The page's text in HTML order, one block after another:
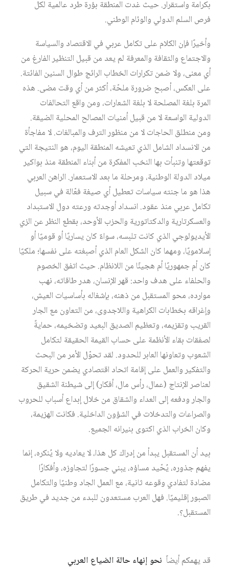
بكرامة واستقرار. حيث غدت المنطقة بؤرة طرد عالمية لكل
فرص السلم الدولي والوئام الوطني.
وأخيرًا فإن الكلام على تكامل عربي في الاقتصاد والسياسة
والاجتماع والثقافة والمعرفة لم يعد من قبيل التنظير الفارغ من
أي معنى، ولا ضمن تكرارات الخطاب الرائج طوال السنين الفائتة.
على العكس، أصبح ضرورة ملحّة، أكثر من أي وقت مضى. هذه
المرة بلغة المصلحة لا بلغة الشعارات، ومن واقع التحالفات
الدولية الواسعة لا من قبيل أمنيات المصالح المحلية الضيقة.
ومن منطلق الحاجات لا من منظور الترف والمبالغات. لا مفاجأة
من الانسداد الشامل الذي تعيشه المنطقة اليوم، هو النتيجة التي
توقعتها وتنبأت بها النخب المفكرة من أبناء المنطقة منذ بواكير
ميلاد الدولة الوطنية، ومرحلة ما بعد الاستعمار. الراهن العربي
هذا هو ما جنته سياسات تعطيل أي صيغة فعّالة في سبيل
تكامل عربي منذ عقود. انسداد أوجدته ورعته دول الاستبداد
والعسكرتارية والدكتاتورية والحزب الأوحد، بقطع النظر عن الزي
الأيديولوجي الذي كانت تلبسه، سواءٌ كان يساريًا أو قوميًا أو
إسلامويًا، ومهما كان الشكل العام الذي أصبغته على نفسها؛ ملكيًا
كان أم جمهوريًا أم هجينًا من اللانظام. حيث اتفق الخصوم
والحلفاء على هدف واحد: قهر الإنسان، هدر طاقاته، نهب
موارده، محو المستقبل من ذهنه، بإشغاله بأساسيات العيش،
وإغراقه بخطابات الكراهية واللاجدوى، من التعاون مع الجار
القريب وتقزيمه، وتعظيم الصديق البعيد وتضخيمه، حمايةً
لصفقات بقاء الأنظمة على حساب القيمة الحقيقة لتكامل
الشعوب وتعاونها العابر للحدود. لقد تحوّل الأمر من البحث
والتفكير والعمل على إقامة اتحاد اقتصادي يضمن حرية الحركة
لعناصر الإنتاج (عمال، رأس مال، أفكار) إلى شيطنة الشقيق
والجار ودفعه إلى العداء والشقاق من خلال إبداع أسباب للحروب
والصراعات والتدخلات في الشؤون الداخلية. فكانت الهزيمة،
وكان الخراب الذي اكتوى بنيرانه الجميع.
بيد أن المستقبل يبدأ من إدراك كل هذا، لا يعاديه ولا يُنكره، إنما
يفهم جذوره، يُحّيد مساؤه، يبني جسورًا لتجاوزه، وأفكارًا
مضادة لتفادي وقوعه ثانية، مع العمل الجاد وطنيًا والتكامل
الصبور إقليميًا. فهل العرب مستعدون للبدء من جديد في طريق
المستقبل؟.
قد يهمكم أيضاً نحو إنهاء حالة الضياع العربي